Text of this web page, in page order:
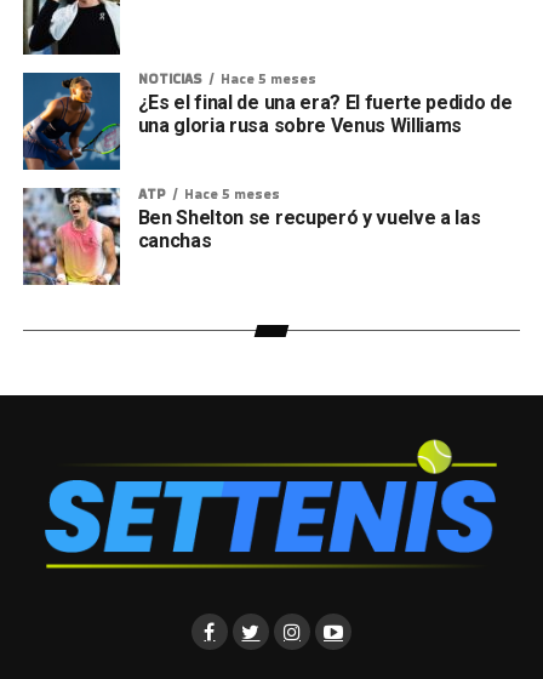
NOTICIAS Hace 5 meses
¿Es el final de una era? El fuerte pedido de
una gloria rusa sobre Venus Williams
ATP Hace 5 meses
Ben Shelton se recuperó y vuelve a las
canchas